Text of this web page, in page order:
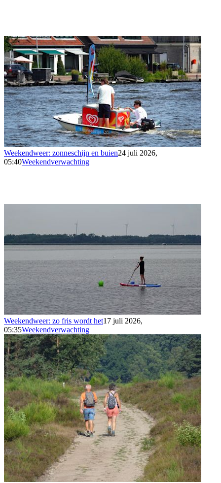
Weekendweer: zonneschijn en buien24 juli 2026,
05:40Weekendverwachting
Weekendweer: zo fris wordt het17 juli 2026,
05:35Weekendverwachting